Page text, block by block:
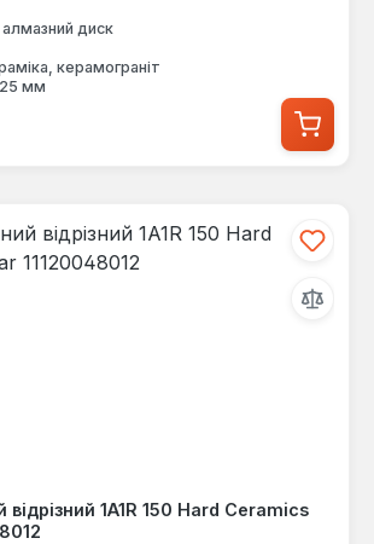
алмазний диск
керамограніт
мм
відрізний 1A1R 150 Hard Сeramics